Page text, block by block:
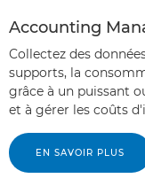
Accounting
Collectez des
supports, la
grâce à un puissant
et à gérer les coûts
EN SAVOIR PLUS